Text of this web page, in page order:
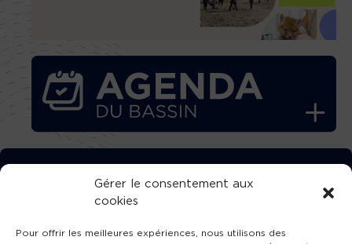
Gérer le consentement aux
cookies
Pour offrir les meilleures expériences, nous utilisons des
TÉLÉCHARGEZ GRATUITEMENT
L’APPLICATION TVBA !